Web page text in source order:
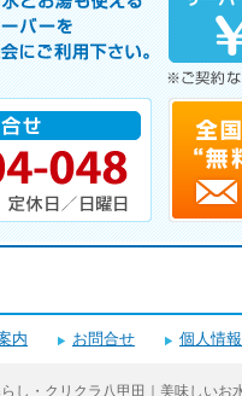
サーバーを是非この機会にご
内 お問合せ 個人情
し・クリクラ八甲田｜美味しいお